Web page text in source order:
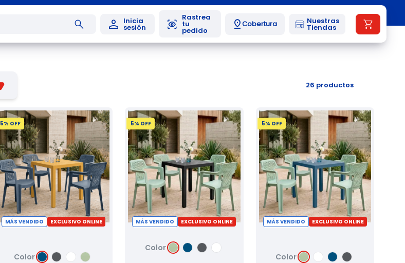
Cobertura Nuestras
Tiendas
26 productos
5% OFF
MÁS VENDIDO EXCLUSIVO ONLINE
Color
5% OFF
MÁS VENDIDO EXCLUSIVO ONLINE
Color
5% OFF
MÁS VENDIDO EXCLUSIVO ONLINE
Color